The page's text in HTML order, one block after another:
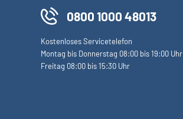
0800 1000 48013
Kostenloses Servicetelefon
Montag bis Donnerstag 08:00 bis 19:00 Uhr
Freitag 08:00 bis 15:30 Uhr